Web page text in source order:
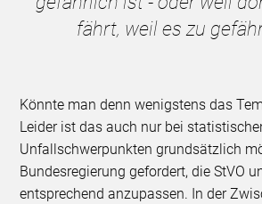
fährt, weil es zu
Könnte man denn wenigstens das
Leider ist das auch nur bei
Unfallschwerpunkten grundsätzlich
Bundesregierung gefordert, die StVO
entsprechend anzupassen. In der